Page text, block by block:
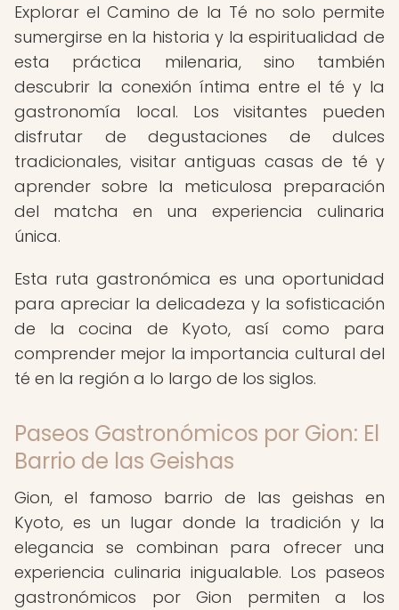
Explorar el Camino de la Té no solo permite
sumergirse en la historia y la espiritualidad de
esta práctica milenaria, sino también
descubrir la conexión íntima entre el té y la
gastronomía local. Los visitantes pueden
disfrutar de degustaciones de dulces
tradicionales, visitar antiguas casas de té y
aprender sobre la meticulosa preparación
del matcha en una experiencia culinaria
única.
Esta ruta gastronómica es una oportunidad
para apreciar la delicadeza y la sofisticación
de la cocina de Kyoto, así como para
comprender mejor la importancia cultural del
té en la región a lo largo de los siglos.
Paseos Gastronómicos por Gion: El
Barrio de las Geishas
Gion, el famoso barrio de las geishas en
Kyoto, es un lugar donde la tradición y la
elegancia se combinan para ofrecer una
experiencia culinaria inigualable. Los paseos
gastronómicos por Gion permiten a los